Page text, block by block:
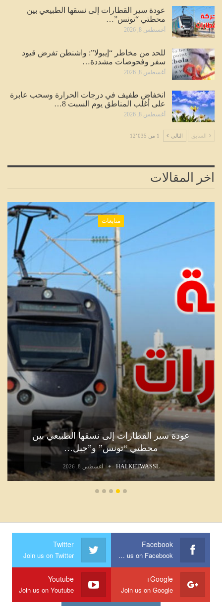
عودة سير القطارات إلى نسقها الطبيعي بين
محطتي “تونس”…
أغسطس 8, 2026
للحد من مخاطر “إيبولا”: واشنطن تفرض قيود
سفر وفحوصات مشددة…
أغسطس 8, 2026
انخفاض طفيف في درجات الحرارة وسحب عابرة
على أغلب المناطق يوم السبت 8…
أغسطس 8, 2026
السابق التالي 1 من 12٬035
اخر المقالات
متابعات
عودة سير القطارات إلى نسقها الطبيعي بين
محطتي “تونس” و”جبل…
HALKETWASSL أغسطس 8, 2026
Facebook
Join us on Facebook
Twitter
Join us on Twitter
Google+
Join us on Google
Youtube
Join us on Youtube